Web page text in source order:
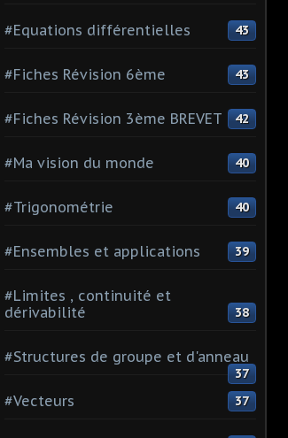
#Equations différentielles 43
#Fiches Révision 6ème 43
#Fiches Révision 3ème BREVET 42
#Ma vision du monde 40
#Trigonométrie 40
#Ensembles et applications 39
#Limites , continuité et
dérivabilité
38
#Structures de groupe et d'anneau
37
#Vecteurs 37